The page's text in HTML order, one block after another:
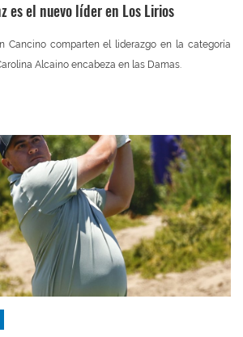
es el nuevo líder en Los Lirios
Cancino comparten el liderazgo en la categoría
Alcaino encabeza en las Damas.